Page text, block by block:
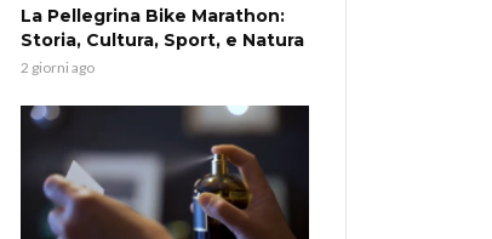
La Pellegrina Bike Marathon:
Storia, Cultura, Sport, e Natura
2 giorni ago